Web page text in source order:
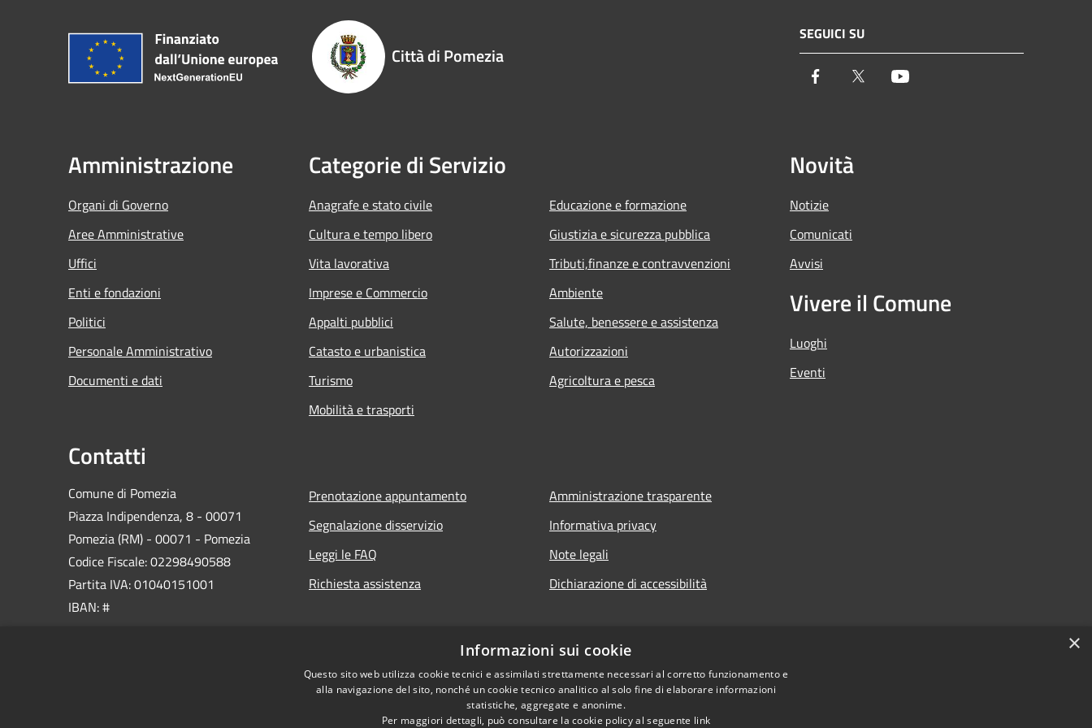
Città di Pomezia
SEGUICI SU
Facebook Twitter
Amministrazione
Organi di Governo
Aree Amministrative
Uffici
Enti e fondazioni
Politici
Personale Amministrativo
Documenti e dati
Categorie di Servizio
Anagrafe e stato civile
Cultura e tempo libero
Vita lavorativa
Imprese e Commercio
Appalti pubblici
Catasto e urbanistica
Turismo
Mobilità e trasporti
Educazione e formazione
Giustizia e sicurezza pubblica
Tributi,finanze e contravvenzioni
Ambiente
Salute, benessere e assistenza
Autorizzazioni
Agricoltura e pesca
Novità
Notizie
Comunicati
Avvisi
Vivere il Comune
Luoghi
Eventi
Contatti
Comune di Pomezia
Piazza Indipendenza, 8 - 00071
Pomezia (RM) - 00071 - Pomezia
Codice Fiscale: 02298490588
Partita IVA: 01040151001
IBAN: #
Prenotazione appuntamento
Segnalazione disservizio
Leggi le FAQ
Richiesta assistenza
Amministrazione trasparente
Informativa privacy
Note legali
Dichiarazione di accessibilità
×
Informazioni sui cookie
Questo sito web utilizza cookie tecnici e assimilati strettamente necessari al corretto funzionamento e
alla navigazione del sito, nonché un cookie tecnico analitico al solo fine di elaborare informazioni
statistiche, aggregate e anonime.
Per maggiori dettagli, può consultare la cookie policy al seguente link